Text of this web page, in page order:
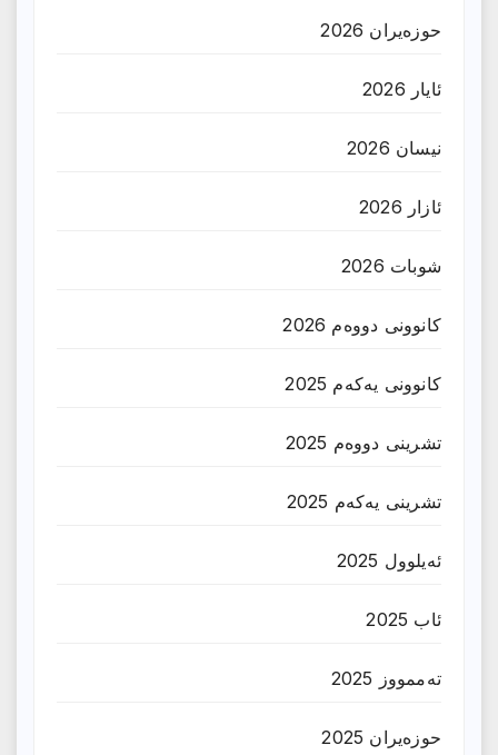
حوزه‌یران 2026
ئایار 2026
نیسان 2026
ئازار 2026
شوبات 2026
کانوونی دووەم 2026
کانوونی یەکەم 2025
تشرینی دووەم 2025
تشرینی یەکەم 2025
ئەیلوول 2025
ئاب 2025
تەممووز 2025
حوزه‌یران 2025